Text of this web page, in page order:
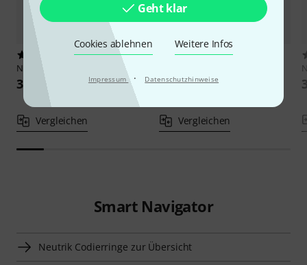
Geht klar
Cookies ablehnen Weitere Infos
Impressum · Datenschutzhinweise
16
Neutrik
3,80 €
Vergleichen
14
3,80 €
Vergleichen
Smart Navigator
Neutrik Codierringe zur Übersicht